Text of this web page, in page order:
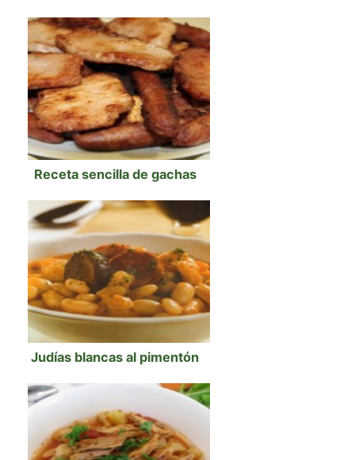
Receta sencilla de gachas
Judías blancas al pimentón